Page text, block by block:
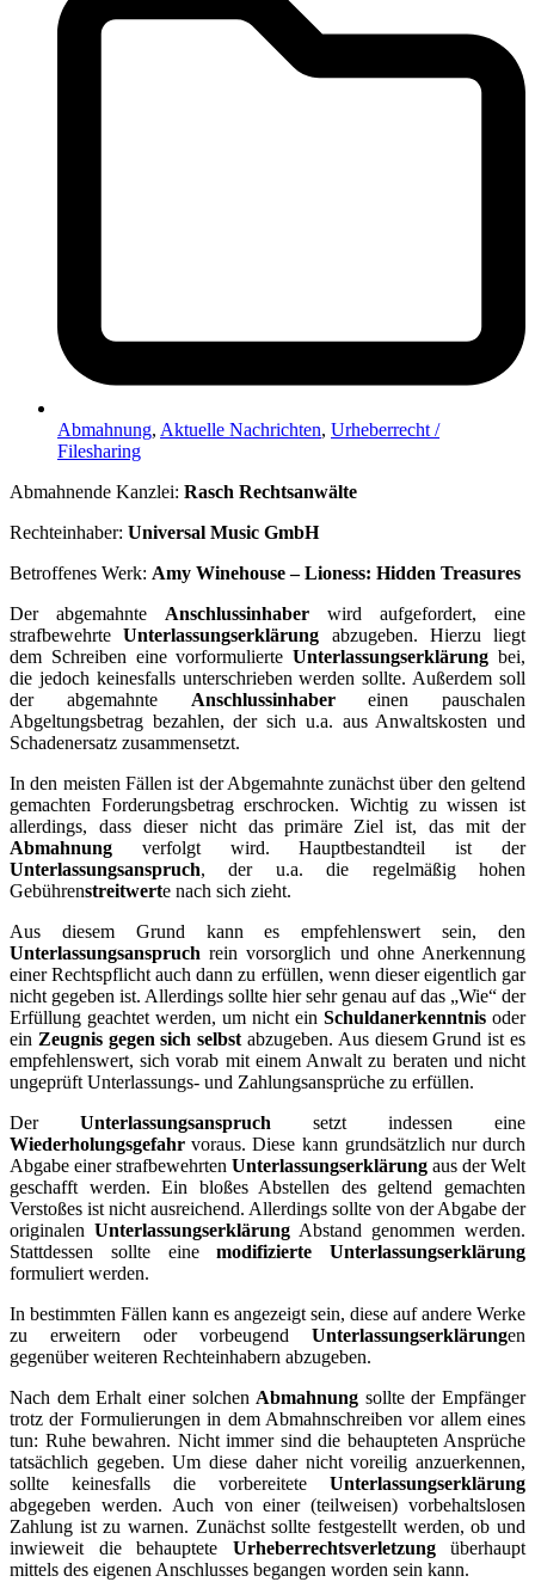
Abmahnung, Aktuelle Nachrichten, Urheberrecht /
Filesharing
Abmahnende Kanzlei: Rasch Rechtsanwälte
Rechteinhaber: Universal Music GmbH
Betroffenes Werk: Amy Winehouse – Lioness: Hidden Treasures
Der abgemahnte Anschlussinhaber wird aufgefordert, eine
strafbewehrteUnterlassungserklärung abzugeben. Hierzu liegt
dem Schreiben eine vorformulierteUnterlassungserklärung bei,
die jedoch keinesfalls unterschrieben werden sollte. Außerdem soll
der abgemahnte Anschlussinhabereinen pauschalen
Abgeltungsbetrag bezahlen, der sich u.a. aus Anwaltskosten und
Schadenersatz zusammensetzt.
In den meisten Fällen ist der Abgemahnte zunächst über den geltend
gemachten Forderungsbetrag erschrocken. Wichtig zu wissen ist
allerdings, dass dieser nicht das primäre Ziel ist, das mit der
Abmahnung verfolgt wird. Hauptbestandteil ist der
Unterlassungsanspruch, der u.a. die regelmäßig hohen
Gebührenstreitwerte nach sich zieht.
Aus diesem Grund kann es empfehlenswert sein, den
Unterlassungsanspruch rein vorsorglich und ohne Anerkennung
einer Rechtspflicht auch dann zu erfüllen, wenn dieser eigentlich gar
nicht gegeben ist. Allerdings sollte hier sehr genau auf das „Wie“ der
Erfüllung geachtet werden, um nicht ein Schuldanerkenntnis oder
ein Zeugnis gegen sich selbstabzugeben. Aus diesem Grund ist es
empfehlenswert, sich vorab mit einem Anwalt zu beraten und nicht
ungeprüft Unterlassungs- und Zahlungsansprüche zu erfüllen.
Der Unterlassungsanspruch setzt indessen eine
Wiederholungsgefahr voraus. Diese kann grundsätzlich nur durch
Abgabe einer strafbewehrten Unterlassungserklärung aus der Welt
geschafft werden. Ein bloßes Abstellen des geltend gemachten
Verstoßes ist nicht ausreichend. Allerdings sollte von der Abgabe der
originalen Unterlassungserklärung Abstand genommen werden.
Stattdessen sollte einemodifizierte Unterlassungserklärung
formuliert werden.
In bestimmten Fällen kann es angezeigt sein, diese auf andere Werke
zu erweitern oder vorbeugend Unterlassungserklärungen
gegenüber weiteren Rechteinhabern abzugeben.
Nach dem Erhalt einer solchenAbmahnung sollte der Empfänger
trotz der Formulierungen in dem Abmahnschreiben vor allem eines
tun: Ruhe bewahren. Nicht immer sind die behaupteten Ansprüche
tatsächlich gegeben. Um diese daher nicht voreilig anzuerkennen,
sollte keinesfalls die vorbereitete Unterlassungserklärung
abgegeben werden. Auch von einer (teilweisen) vorbehaltslosen
Zahlung ist zu warnen. Zunächst sollte festgestellt werden, ob und
inwieweit die behauptete Urheberrechtsverletzungüberhaupt
mittels des eigenen Anschlusses begangen worden sein kann.